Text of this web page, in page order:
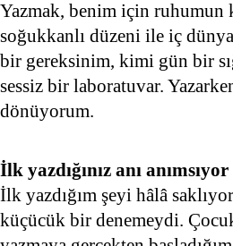
Yazmak, benim için ruhumun
soğukkanlı düzeni ile iç
bir gereksinim, kimi gün bir
sessiz bir laboratuvar.
dönüyorum.
İlk yazdığınız anı
İlk yazdığım şeyi hâlâ
küçücük bir denemeydi.